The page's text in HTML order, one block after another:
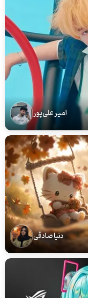
امیر علی‌پور
دنیا صادقی